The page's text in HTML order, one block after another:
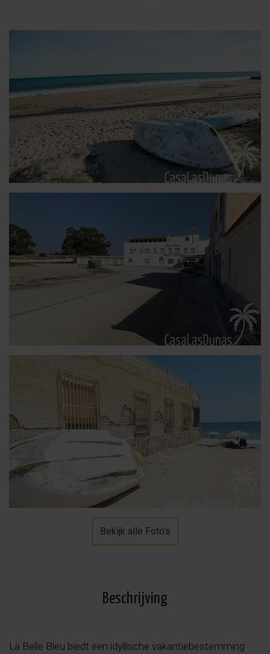
Bekijk alle Foto's
Beschrijving
La Belle Bleu biedt een idyllische vakantiebestemming